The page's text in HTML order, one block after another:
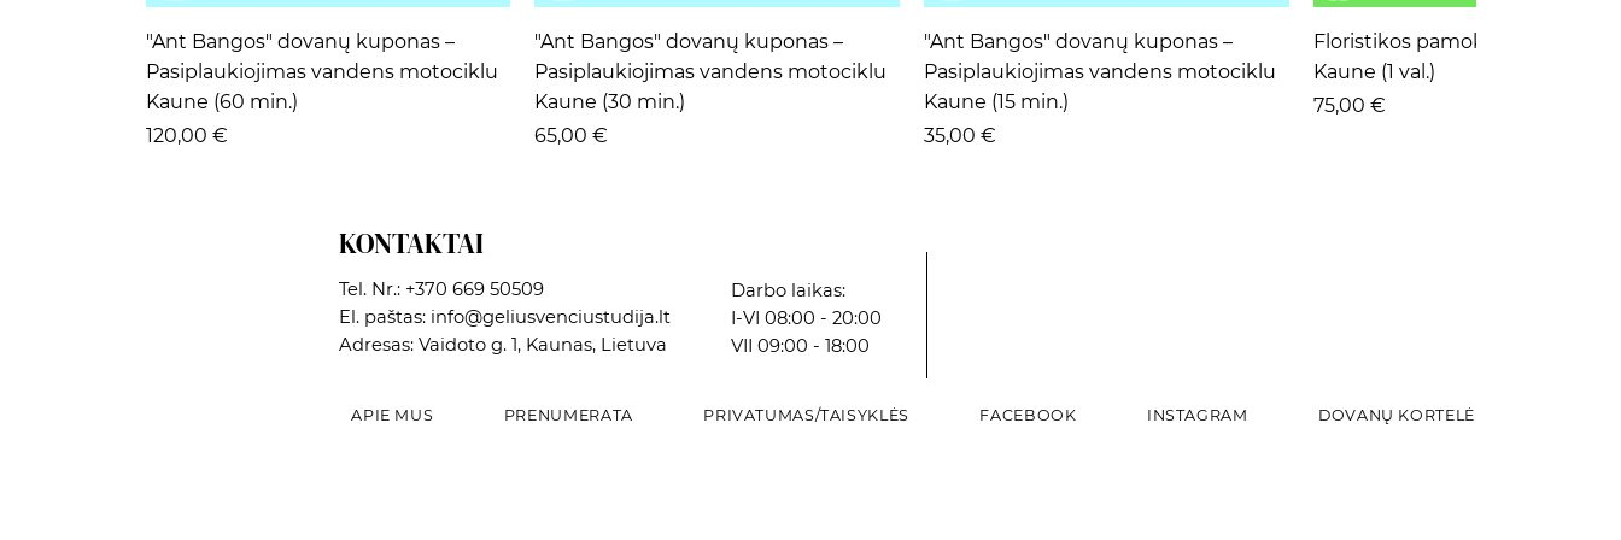
Greita peržiūra
"Ant Bangos" dovanų kuponas –
Pasiplaukiojimas vandens motociklu
Kaune (60 min.)
Kaina
120,00 €
Greita peržiūra
"Ant Bangos" dovanų kuponas –
Pasiplaukiojimas vandens motociklu
Kaune (30 min.)
Kaina
65,00 €
Greita peržiūra
"Ant Bangos" dovanų kuponas –
Pasiplaukiojimas vandens motociklu
Kaune (15 min.)
Kaina
35,00 €
Greita peržiūra
Floristikos pamoka
Kaune (1 val.)
Kaina
75,00 €
KONTAKTAI
Tel. Nr.: +370 669 50509
El. paštas: info@geliusvenciustudija.lt
Adresas: Vaidoto g. 1, Kaunas, Lietuva
Darbo laikas:
I-VI 08:00 - 20:00
VII 09:00 - 18:00
APIE MUS PRENUMERATA PRIVATUMAS/TAISYKLĖS FACEBOOK INSTAGRAM DOVANŲ KORTELĖ